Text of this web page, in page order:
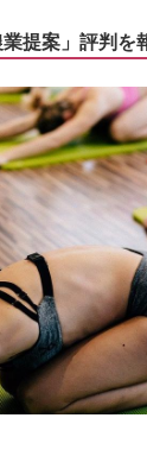
提案」評判を